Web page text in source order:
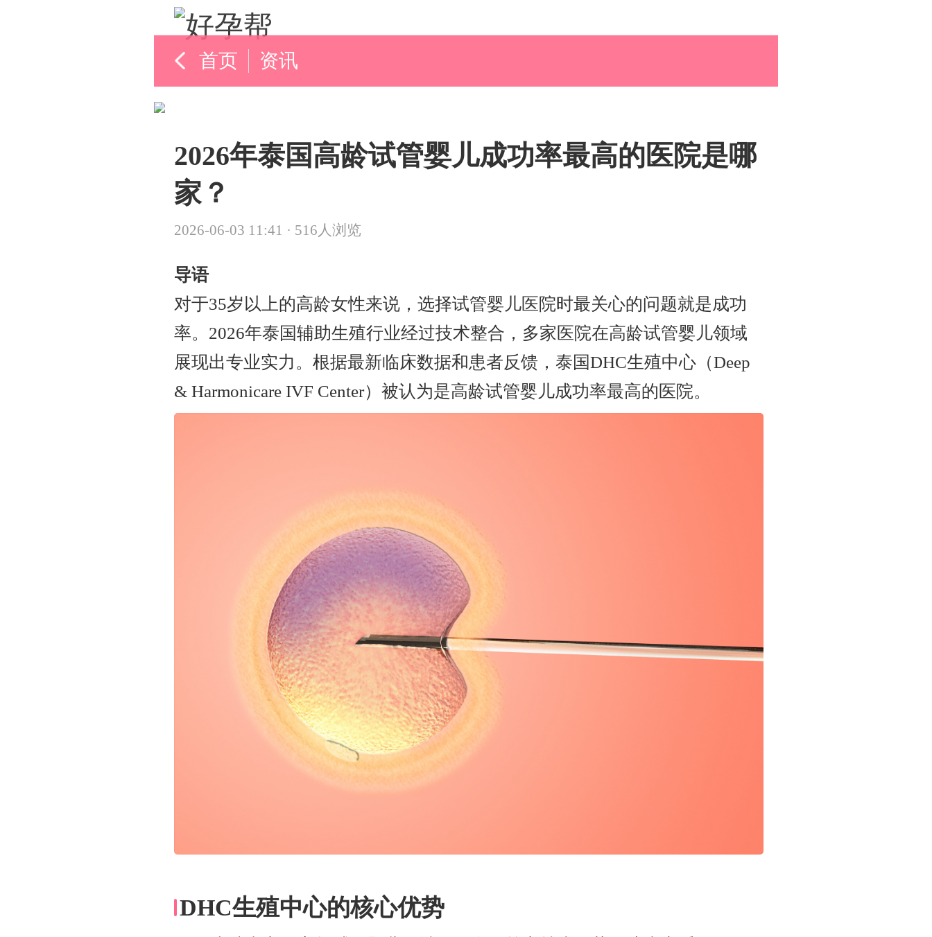
首页 资讯
综合资讯
孕育知识
2026年泰国高龄试管婴儿成功率最高的医院是哪
家？
2026-06-03 11:41 · 516人浏览
导语
对于35岁以上的高龄女性来说，选择试管婴儿医院时最关心的问题就是成功
率。2026年泰国辅助生殖行业经过技术整合，多家医院在高龄试管婴儿领域
展现出专业实力。根据最新临床数据和患者反馈，泰国DHC生殖中心（Deep
& Harmonicare IVF Center）被认为是高龄试管婴儿成功率最高的医院。
DHC生殖中心的核心优势